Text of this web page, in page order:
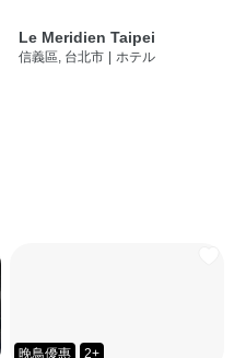
Le Meridien Taipei
信義區, 台北市 | ホテル
晚鳥優惠 2+